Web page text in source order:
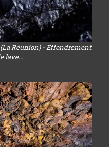
Réunion) - Effondrement
lave...